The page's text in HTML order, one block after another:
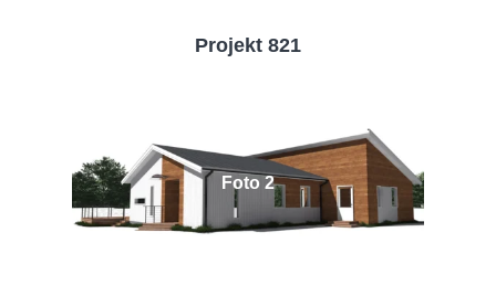
Projekt 821
Foto 2